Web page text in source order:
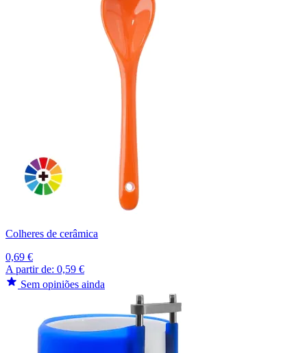
Colheres de cerâmica
0,69 €
A partir de: 0,59 €
Sem opiniões ainda